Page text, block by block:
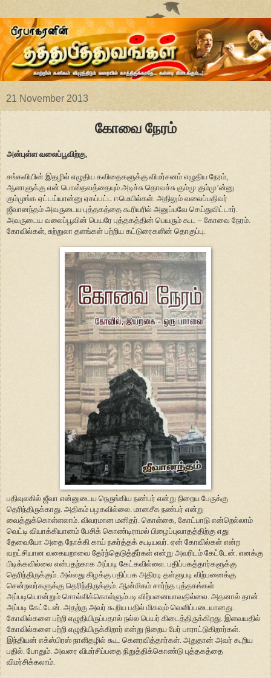
21 November 2013
கோவை நேரம்
அன்புள்ள வலைப்பூவிற்கு,
சங்கவியின் இதழில் எழுதிய கவிதைகளுக்கு விமர்சனம் எழுதிய நேரம்,
ஆளாளுக்கு என் பொஸ்தவத்தையும் அடிச்சு தொவச்சு கும்மு கும்மு’ன்னு
கும்முங்க ஏட்டய்யான்னு ஏகப்பட்ட ஈமெயில்கள். அதிலும் வலைப்பதிவர்
ஜீவானந்தம் அவருடைய புத்தகத்தை கூரியரில் அனுப்பவே செய்துவிட்டார்.
அவருடைய வலைப்பூவின் பெயரே புத்தகத்தின் பெயரும் கூட – கோவை நேரம்.
கோவில்கள், சுற்றுலா தளங்கள் பற்றிய கட்டுரைகளின் தொகுப்பு.
பதிவுலகில் ஜீவா என்னுடைய நெருங்கிய நண்பர் என்று நிறைய பேருக்கு
தெரிந்திருக்காது. அதிகம் பழகவில்லை. மானசீக நண்பர் என்று
வைத்துக்கொள்ளலாம். விவரமான மனிதர். கொள்கை, கோட்பாடு என்றெல்லாம்
வெட்டி வியாக்கியானம் பேசிக் கொண்டிராமல் பிழைப்புவாதத்திற்கு எது
தேவையோ அதை நோக்கி காய் நகர்த்தக் கூடியவர். ஏன் கோவில்கள் என்ற
வறட்சியான வகையறாவை தேர்ந்தெடுத்தீர்கள் என்று அவரிடம் கேட்டேன். எனக்கு
பிடிக்கவில்லை என்பதற்காக அப்படி கேட்கவில்லை. பதிப்பகத்தார்களுக்கு
தெரிந்திருக்கும். அல்லது கிழக்கு பதிப்பக அதிரடி தள்ளுபடி விற்பனைக்கு
சென்றவர்களுக்கு தெரிந்திருக்கும். ஆன்மிகம் சார்ந்த புத்தகங்கள்
அப்படியொன்றும் சொல்லிக்கொள்ளும்படி விற்பனையாவதில்லை. அதனால் தான்
அப்படி கேட்டேன். அதற்கு அவர் கூறிய பதில் மிகவும் வெளிப்படையானது.
கோவில்களை பற்றி எழுதியிருப்பதால் நல்ல பெயர் கிடைத்திருக்கிறது. இளவயதில்
கோவில்களை பற்றி எழுதியிருக்கிறார் என்று நிறைய பேர் பாராட்டுகிறார்கள்.
இந்தியன் எக்ஸ்பிரஸ் நாளிதழில் கூட கெளரவித்தார்கள். அதுதான் அவர் கூறிய
பதில். போதும். அவரை விமர்சிப்பதை நிறுத்திக்கொண்டு புத்தகத்தை
விமர்சிக்கலாம்.